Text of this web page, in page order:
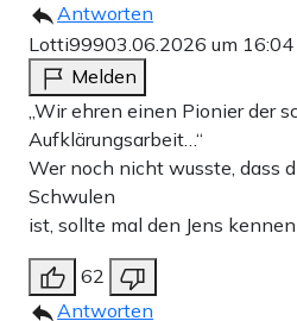
Antworten
Lotti99903.06.2026 um
Melden
„Wir ehren einen Pionier der
Aufklärungsarbeit…“
Wer noch nicht wusste, dass
Schwulen
ist, sollte mal den Jens
62
Antworten